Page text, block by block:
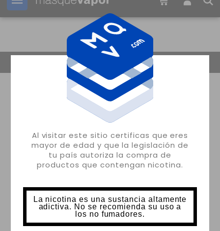
Al visitar este sitio certificas que eres
mayor de edad y que la legislación de
tu país autoriza la compra de
productos que contengan nicotina.
La nicotina es una sustancia altamente
adictiva. No se recomienda su uso a
los no fumadores.
Tu pedido puede ser enviado en 00m: